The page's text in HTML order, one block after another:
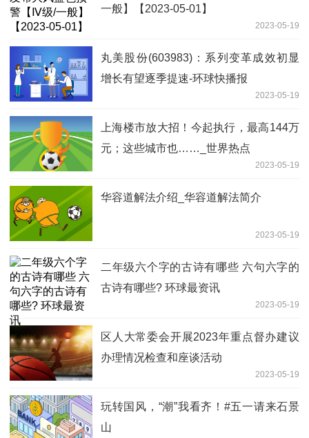
一般】【2023-05-01】
2023-05-19
丸美股份(603983)：系列变革成效初显
增长有望逐季提速-环球快播报
2023-05-19
上海楼市放大招！今起执行，最高144万
元；这些城市也……_世界热点
2023-05-19
华容道解法介绍_华容道解法简介
2023-05-19
二年级六个字的古诗有哪些 六句六字的
古诗有哪些? 环球最资讯
2023-05-19
区人大常委会开展2023年重点督办建议
办理情况检查和座谈活动
2023-05-19
玩转国风，“潮”我看齐！#五一请来石景
山